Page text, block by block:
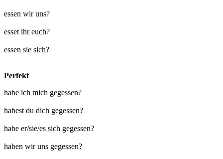
essen wir uns?
esset ihr euch?
essen sie sich?
Perfekt
habe ich mich gegessen?
habest du dich gegessen?
habe er/sie/es sich gegessen?
haben wir uns gegessen?